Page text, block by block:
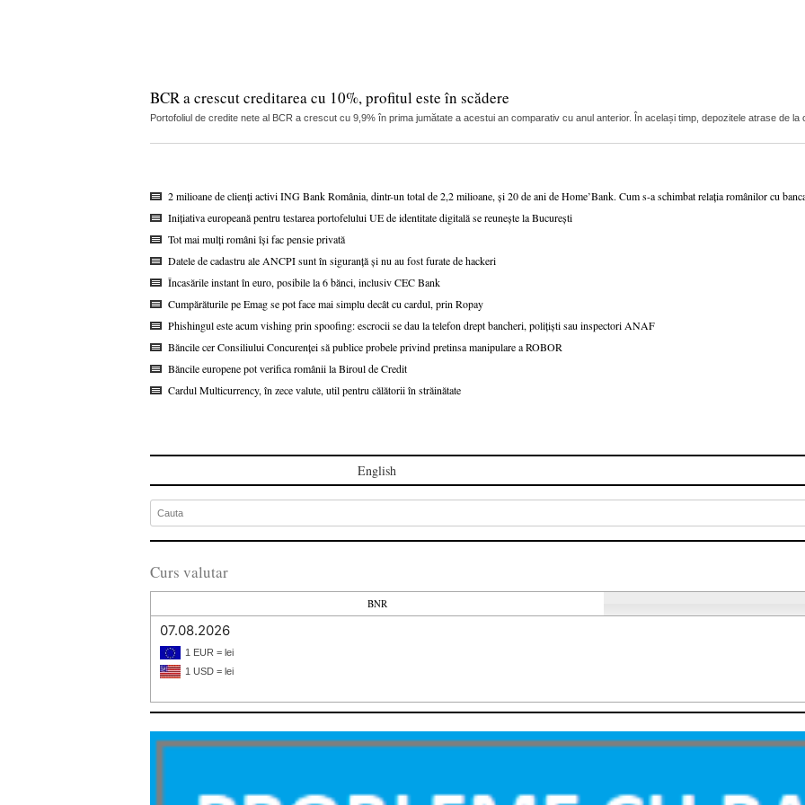
BCR a crescut creditarea cu 10%, profitul este în scădere
Portofoliul de credite nete al BCR a crescut cu 9,9% în prima jumătate a acestui an comparativ cu anul anterior. În același timp, depozitele atrase de la
2 milioane de clienți activi ING Bank România, dintr-un total de 2,2 milioane, și 20 de ani de Home’Bank. Cum s-a schimbat relația românilor cu
Inițiativa europeană pentru testarea portofelului UE de identitate digitală se reunește la București
Tot mai mulți români își fac pensie privată
Datele de cadastru ale ANCPI sunt în siguranță și nu au fost furate de hackeri
Încasările instant în euro, posibile la 6 bănci, inclusiv CEC Bank
Cumpărăturile pe Emag se pot face mai simplu decât cu cardul, prin Ropay
Phishingul este acum vishing prin spoofing: escrocii se dau la telefon drept bancheri, polițiști sau inspectori ANAF
Băncile cer Consiliului Concurenței să publice probele privind pretinsa manipulare a ROBOR
Băncile europene pot verifica românii la Biroul de Credit
Cardul Multicurrency, în zece valute, util pentru călătorii în străinătate
English
Curs valutar
BNR
07.08.2026
1 EUR = lei
1 USD = lei